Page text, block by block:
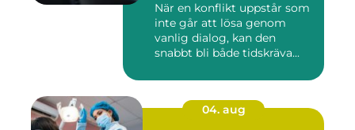
När en konflikt uppstår som
inte går att lösa genom
vanlig dialog, kan den
snabbt bli både tidskräva...
04. aug